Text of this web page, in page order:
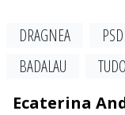
DRAGNEA PSD
BADALAU
Ecaterina